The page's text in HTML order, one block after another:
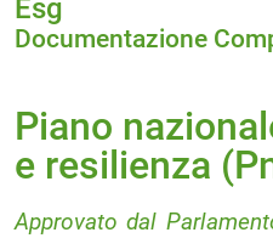
Esg
Documentazione
Piano
e resilienza
Approvato dal